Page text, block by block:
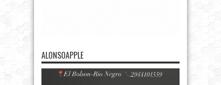
ALONSOAPPLE